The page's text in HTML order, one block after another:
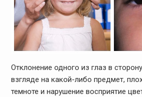
Отклонение одного из глаз в
взгляде на какой-либо предмет,
темноте и нарушение восприятие